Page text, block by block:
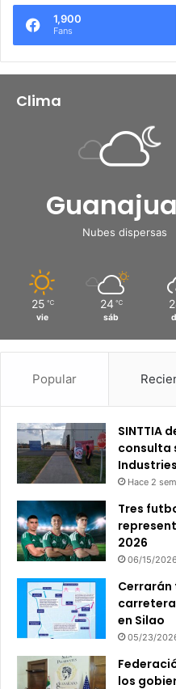
1,900
Fans
Clima
Nubes dispersas
25 ℃
vie
24 ℃
sáb
Popular
SINTTIA
consulta
Industries
Hace 2
Tres
2026
06/15/2026
Cerrarán
en Silao
05/23/
los